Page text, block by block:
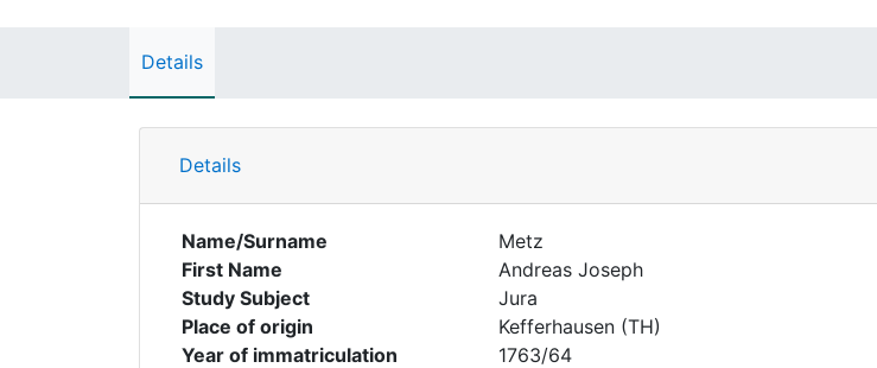
Details
Details
Name/Surname
Metz
First Name
Andreas Joseph
Study Subject
Jura
Place of origin
Kefferhausen (TH)
Year of immatriculation
1763/64